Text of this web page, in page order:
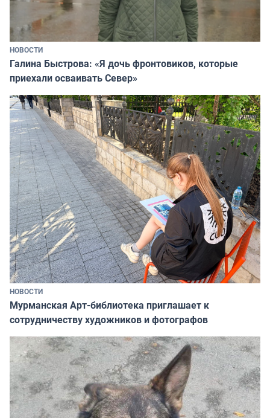
НОВОСТИ
Галина Быстрова: «Я дочь фронтовиков, которые
приехали осваивать Север»
НОВОСТИ
Мурманская Арт-библиотека приглашает к
сотрудничеству художников и фотографов